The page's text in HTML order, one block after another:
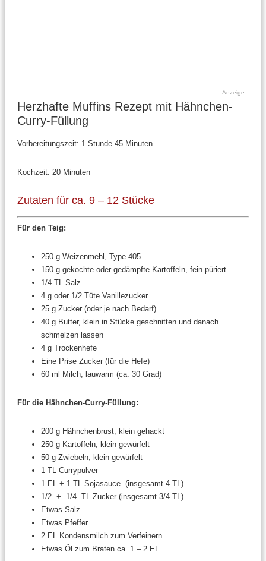
Anzeige
Herzhafte Muffins Rezept mit Hähnchen-
Curry-Füllung
Vorbereitungszeit: 1 Stunde 45 Minuten
Kochzeit: 20 Minuten
Zutaten für ca. 9 – 12 Stücke
Für den Teig:
250 g Weizenmehl, Type 405
150 g gekochte oder gedämpfte Kartoffeln, fein püriert
1/4 TL Salz
4 g oder 1/2 Tüte Vanillezucker
25 g Zucker (oder je nach Bedarf)
40 g Butter, klein in Stücke geschnitten und danach
schmelzen lassen
4 g Trockenhefe
Eine Prise Zucker (für die Hefe)
60 ml Milch, lauwarm (ca. 30 Grad)
Für die Hähnchen-Curry-Füllung:
200 g Hähnchenbrust, klein gehackt
250 g Kartoffeln, klein gewürfelt
50 g Zwiebeln, klein gewürfelt
1 TL Currypulver
1 EL + 1 TL Sojasauce (insgesamt 4 TL)
1/2 + 1/4 TL Zucker (insgesamt 3/4 TL)
Etwas Salz
Etwas Pfeffer
2 EL Kondensmilch zum Verfeinern
Etwas Öl zum Braten ca. 1 – 2 EL